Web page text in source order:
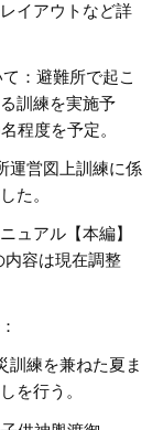
イアウトなど詳
：避難所で起こ
訓練を実施予
程度を予定。
運営図上訓練に係
た。
ュアル【本編】
内容は現在調整
訓練を兼ねた夏ま
を行う。